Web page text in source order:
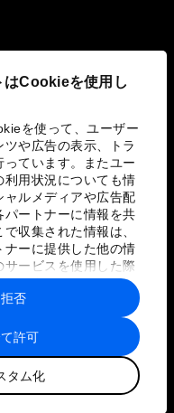
はCookieを使用し
を使って、ユーザー
や広告の表示、トラ
ています。またユー
用状況についても情
ルメディアや広告配
ートナーに情報を共
収集された情報は、
ナーに提供した他の情
ービスを使用した際
組み合わされ、各パー
れることがありま
許可
タム化
拒否
と利用規約
プ
ォーラム